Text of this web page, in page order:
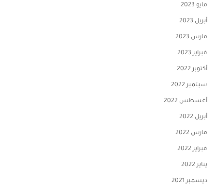
مايو 2023
أبريل 2023
مارس 2023
فبراير 2023
أكتوبر 2022
سبتمبر 2022
أغسطس 2022
أبريل 2022
مارس 2022
فبراير 2022
يناير 2022
ديسمبر 2021